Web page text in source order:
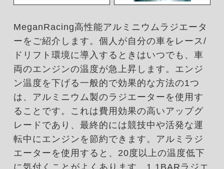
MeganRacing高性能アルミニウムラジエータ
ーをご紹介します。個人が自分の車をレース/
ドリフト環境に導入するときはいつでも、車
両のエンジンの温度が急上昇します。エンジ
ン温度を下げる一般的で効果的な方法の1つ
は、アルミニウム製のラジエーターを使用す
ることです。これは費用効果の高いアップグ
レードであり、最終的には競技中や活発な運
転中にエンジンを節約できます。アルミラジ
エーターを使用すると、20度以上の温度低下